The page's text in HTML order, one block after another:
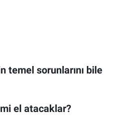
temel sorunlarını bile
el atacaklar?